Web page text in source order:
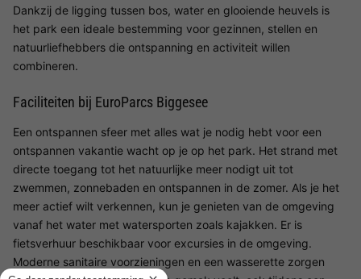
Dankzij de ligging tussen bos, water en glooiende heuvels is
het park een ideale bestemming voor gezinnen, stellen en
natuurliefhebbers die ontspanning en activiteit willen
combineren.
Faciliteiten bij EuroParcs Biggesee
Een ontspannen sfeer met alles wat je nodig hebt voor een
ontspannen vakantie wacht op je op het park. Het strand met
directe toegang tot het natuurlijke meer nodigt uit tot
zwemmen, zonnebaden en ontspannen in de zomer. Als je het
meer actief wilt verkennen, kun je genieten van de omgeving
vanaf het water met watersporten zoals kajakken. Er is
fietsverhuur beschikbaar voor excursies in de omgeving.
Moderne sanitaire voorzieningen en een wasserette zorgen